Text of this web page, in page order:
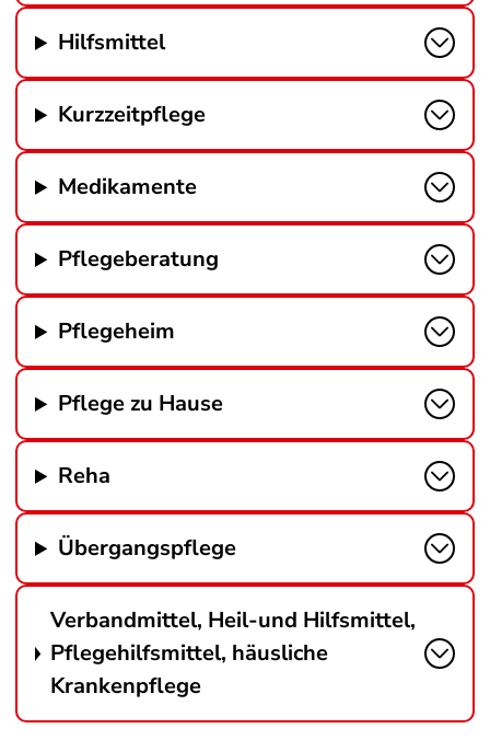
Hilfsmittel
Kurzzeitpflege
Medikamente
Pflegeberatung
Pflegeheim
Pflege zu Hause
Reha
Übergangspflege
Verbandmittel, Heil-und Hilfsmittel,
Pflegehilfsmittel, häusliche
Krankenpflege